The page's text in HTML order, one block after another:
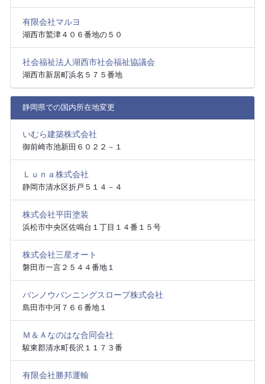
有限会社マルヨ
湖西市鷲津４０６番地の５０
社会福祉法人湖西市社会福祉協議会
湖西市新居町浜名５７５番地
静岡県での国内所在地変更
いむら建築株式会社
御前崎市池新田６０２２－１
Ｌｕｎａ株式会社
静岡市清水区折戸５１４－４
株式会社平田塗装
浜松市中央区佐鳴台１丁目１４番１５号
株式会社三星オート
磐田市一言２５４４番地１
バンノウバンニングスロープ株式会社
島田市中河７６６番地１
Ｍ＆Ａなのはな合同会社
駿東郡清水町長沢１１７３番
有限会社勝邦運輸